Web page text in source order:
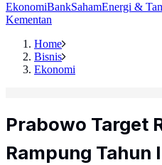
EkonomiBankSahamEnergi &
Kementan
Home
Bisnis
Ekonomi
Prabowo Target
Rampung Tahun